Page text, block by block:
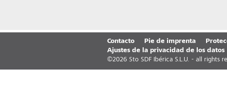
Contacto Pie de imprenta
Ajustes de la privacidad de los datos
©2026 Sto SDF Ibérica S.L.U. - all rights